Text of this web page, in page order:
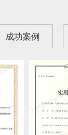
成功案例